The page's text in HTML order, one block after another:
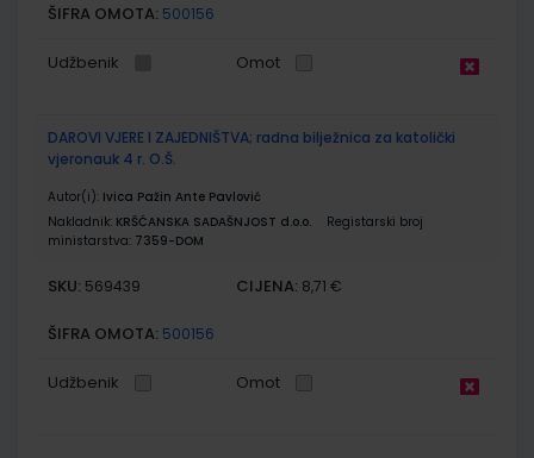
ŠIFRA OMOTA: 500156
Udžbenik Omot
DAROVI VJERE I ZAJEDNIŠTVA; radna bilježnica za katolički
vjeronauk 4 r. O.Š.
Autor(i): Ivica Pažin Ante Pavlović
Nakladnik: KRŠĆANSKA SADAŠNJOST d.o.o.
Registarski broj
ministarstva: 7359-DOM
SKU: 569439 CIJENA: 8,71 €
ŠIFRA OMOTA: 500156
Udžbenik Omot